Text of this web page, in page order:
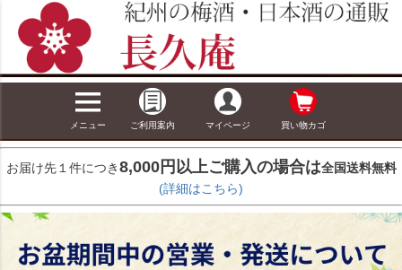
メニュー ご利用案内 マイページ 買い物カゴ
お届け先１件につき8,000円以上ご購入の場合は全国送料無料
(詳細はこちら)